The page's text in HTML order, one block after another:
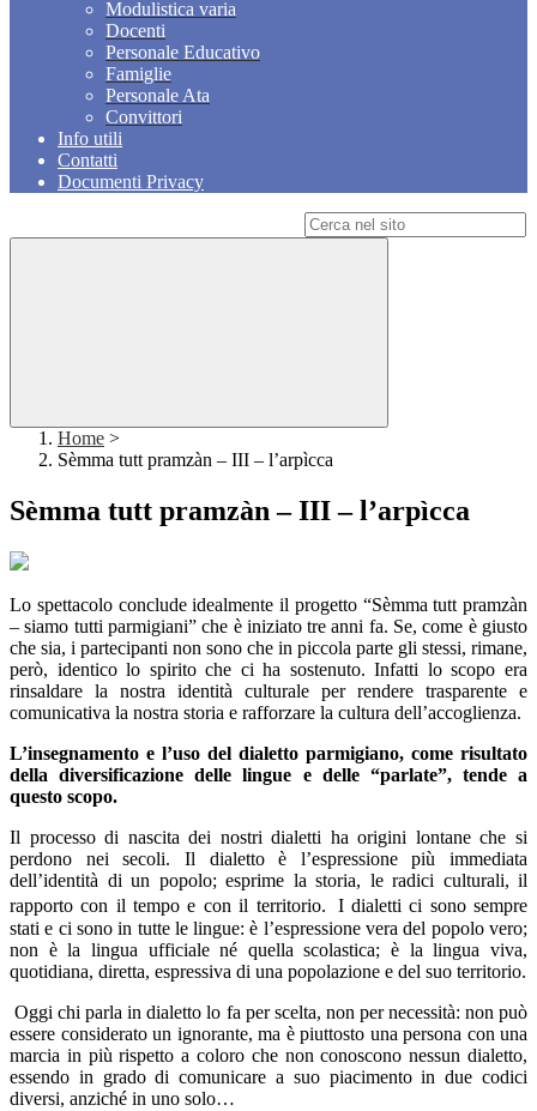
Modulistica varia
Docenti
Personale Educativo
Famiglie
Personale Ata
Convittori
Info utili
Contatti
Documenti Privacy
Home >
Sèmma tutt pramzàn – III – l’arpìcca
Sèmma tutt pramzàn – III – l’arpìcca
Lo spettacolo conclude idealmente il progetto “Sèmma tutt pramzàn
– siamo tutti parmigiani” che è iniziato tre anni fa. Se, come è giusto
che sia, i partecipanti non sono che in piccola parte gli stessi, rimane,
però, identico lo spirito che ci ha sostenuto. Infatti lo scopo era
rinsaldare la nostra identità culturale per rendere trasparente e
comunicativa la nostra storia e rafforzare la cultura dell’accoglienza.
L’insegnamento e l’uso del dialetto parmigiano, come risultato
della diversificazione delle lingue e delle “parlate”, tende a
questo scopo.
Il processo di nascita dei nostri dialetti ha origini lontane che si
perdono nei secoli. Il dialetto è l’espressione più immediata
dell’identità di un popolo; esprime la storia, le radici culturali, il
rapporto con il tempo e con il territorio. I dialetti ci sono sempre
stati e ci sono in tutte le lingue: è l’espressione vera del popolo vero;
non è la lingua ufficiale né quella scolastica; è la lingua viva,
quotidiana, diretta, espressiva di una popolazione e del suo territorio.
Oggi chi parla in dialetto lo fa per scelta, non per necessità: non può
essere considerato un ignorante, ma è piuttosto una persona con una
marcia in più rispetto a coloro che non conoscono nessun dialetto,
essendo in grado di comunicare a suo piacimento in due codici
diversi, anziché in uno solo…